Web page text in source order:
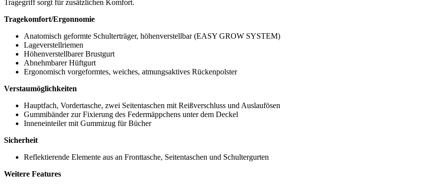
Tragegriff sorgt für zusätzlichen Komfort.
Tragekomfort/Ergonnomie
Anatomisch geformte Schulterträger, höhenverstellbar (EASY GROW SYSTEM)
Lageverstellriemen
Höhenverstellbarer Brustgurt
Abnehmbarer Hüftgurt
Ergonomisch vorgeformtes, weiches, atmungsaktives Rückenpolster
Verstaumöglichkeiten
Hauptfach, Vordertasche, zwei Seitentaschen mit Reißverschluss und Auslaufösen
Gummibänder zur Fixierung des Federmäppchens unter dem Deckel
Inneneinteiler mit Gummizug für Bücher
Sicherheit
Reflektierende Elemente aus an Fronttasche, Seitentaschen und Schultergurten
Weitere Features